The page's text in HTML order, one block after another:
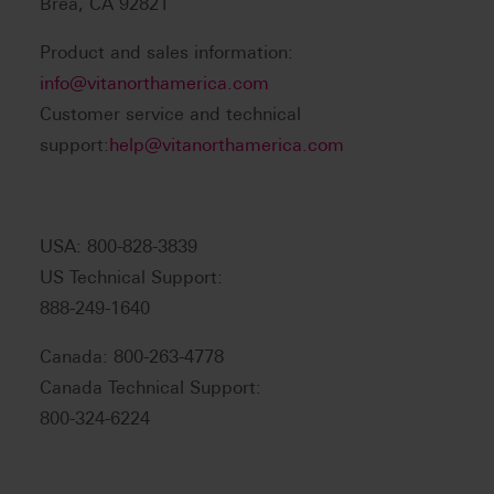
Product and sales information:
info@vitanorthamerica.com
Customer service and technical
support: help@vitanorthamerica.com
USA: 800-828-3839
US Technical Support:
888-249-1640
Canada: 800-263-4778
Canada Technical Support:
800-324-6224